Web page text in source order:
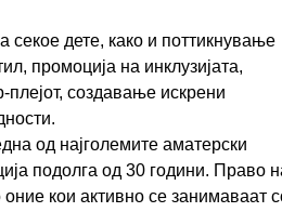
дете, како и поттикнување
промоција на инклузијата,
создавање искрени
од најголемите аматерски
подолга од 30 години. Право
кои активно се занимаваат